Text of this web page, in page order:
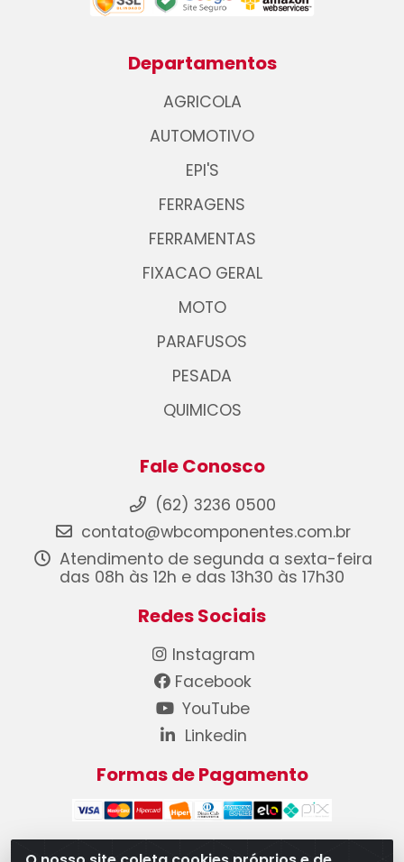
Departamentos
AGRICOLA
AUTOMOTIVO
EPI'S
FERRAGENS
FERRAMENTAS
FIXACAO GERAL
MOTO
PARAFUSOS
PESADA
QUIMICOS
Fale Conosco
(62) 3236 0500
contato@wbcomponentes.com.br
Atendimento de segunda a sexta-feira
das 08h às 12h e das 13h30 às 17h30
Redes Sociais
Instagram
Facebook
YouTube
Linkedin
Formas de Pagamento